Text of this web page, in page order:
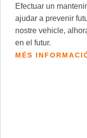
Efectuar un
ajudar a prevenir
nostre vehicle,
en el futur.
MÉS